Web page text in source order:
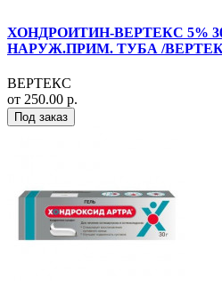
ХОНДРОИТИН-ВЕРТЕКС 5%
НАРУЖ.ПРИМ. ТУБА /
ВЕРТЕКС
от 250.00 р.
Под заказ